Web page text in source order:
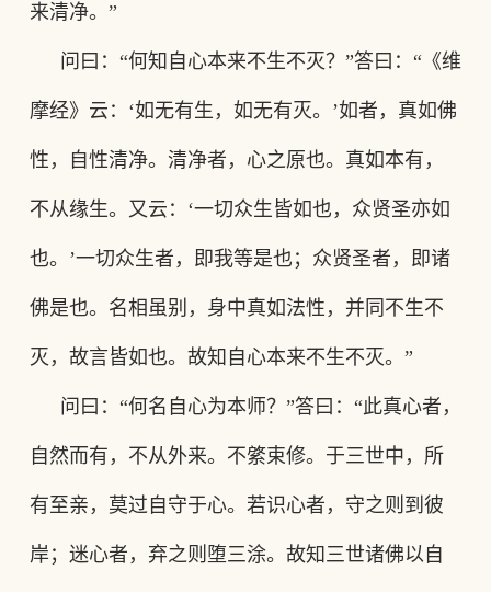
来清净。”
问曰 ： “何知自心本来不生不灭？ ”答曰 ： “《维
摩经》云 ： ‘如无有生，如无有灭。’如者，真如佛
性，自性清净。清净者，心之原也。真如本有，
不从缘生。又云 ： ‘一切众生皆如也，众贤圣亦如
也。’一切众生者，即我等是也；众贤圣者，即诸
佛是也。名相虽别，身中真如法性，并同不生不
灭，故言皆如也。故知自心本来不生不灭。”
问曰 ： “何名自心为本师？ ”答曰 ： “此真心者，
自然而有，不从外来。不綮束修。于三世中，所
有至亲，莫过自守于心。若识心者，守之则到彼
岸；迷心者，弃之则堕三涂。故知三世诸佛以自